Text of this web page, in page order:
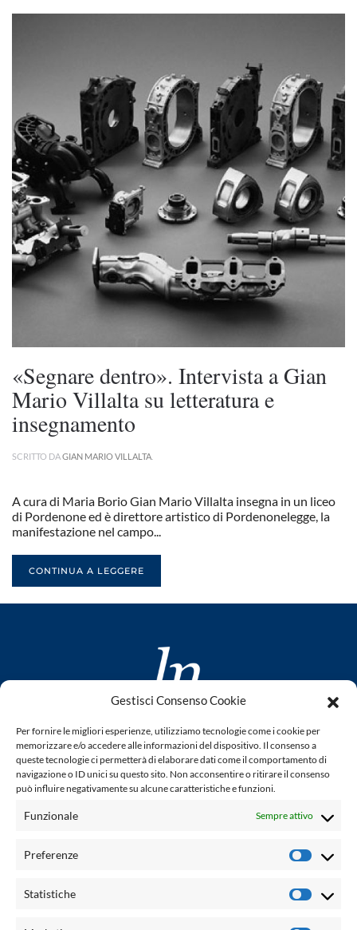
Gestisci Consenso Cookie
Per fornire le migliori esperienze, utilizziamo tecnologie come i cookie per
memorizzare e/o accedere alle informazioni del dispositivo. Il consenso a
queste tecnologie ci permetterà di elaborare dati come il comportamento di
navigazione o ID unici su questo sito. Non acconsentire o ritirare il consenso
può influire negativamente su alcune caratteristiche e funzioni.
Funzionale Sempre attivo
Preferenze
Statistiche
«Segnare dentro». Intervista a Gian
Mario Villalta su letteratura e
insegnamento
SCRITTO DAGIAN MARIO VILLALTA
A cura di Maria Borio Gian Mario Villalta insegna in un liceo
di Pordenone ed è direttore artistico di Pordenonelegge, la
manifestazione nel campo...
CONTINUA A LEGGERE
www.laletteraturaenoi.it
fondato da Romano Luperini
Questo blog non rappresenta una testata giornalistica in
quanto viene aggiornato senza alcuna periodicità. Non può
legge n° 62 del 7.03.2001. L'autore non è responsabile per